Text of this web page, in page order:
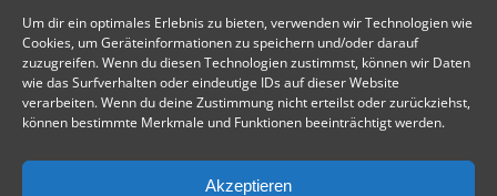
Um dir ein optimales Erlebnis zu bieten, verwenden wir Technologien wie
Cookies, um Geräteinformationen zu speichern und/oder darauf
zuzugreifen. Wenn du diesen Technologien zustimmst, können wir Daten
wie das Surfverhalten oder eindeutige IDs auf dieser Website
verarbeiten. Wenn du deine Zustimmung nicht erteilst oder zurückziehst,
können bestimmte Merkmale und Funktionen beeinträchtigt werden.
Akzeptieren
Die Flüssigkeit erhitzen und das Crème fraîche dabei
einrühren. Wenn die Sauce zu dünn erscheint, wird
sie mit etwas Soßenbinder angedickt. Die Sauce mit
Pfeffer und Salz abschmecken.